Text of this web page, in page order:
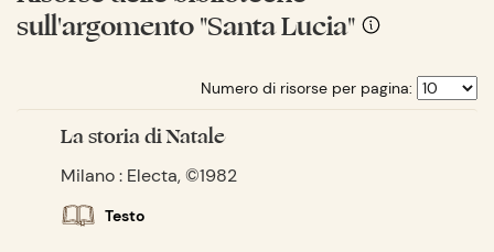
sull'argomento "Santa Lucia"
Numero di risorse per pagina:
La storia di Natale
Milano : Electa, ©1982
Testo